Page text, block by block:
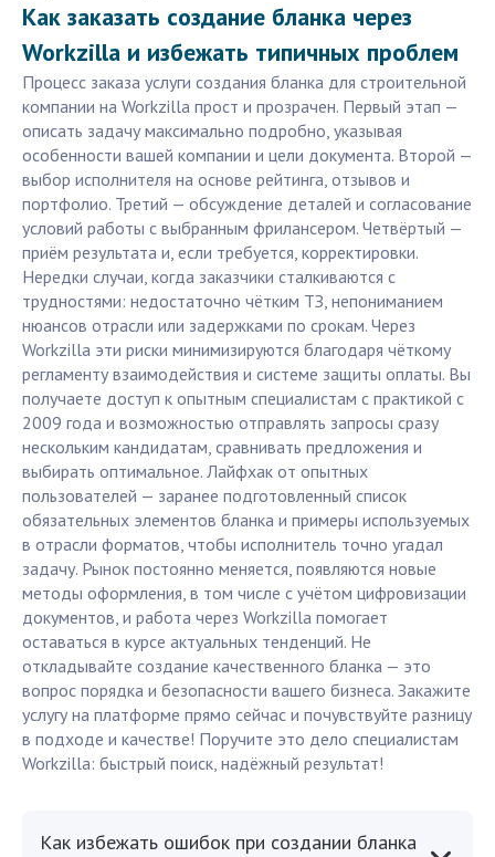
Как заказать создание бланка через
Workzilla и избежать типичных проблем
Процесс заказа услуги создания бланка для строительной
компании на Workzilla прост и прозрачен. Первый этап —
описать задачу максимально подробно, указывая
особенности вашей компании и цели документа. Второй —
выбор исполнителя на основе рейтинга, отзывов и
портфолио. Третий — обсуждение деталей и согласование
условий работы с выбранным фрилансером. Четвёртый —
приём результата и, если требуется, корректировки.
Нередки случаи, когда заказчики сталкиваются с
трудностями: недостаточно чётким ТЗ, непониманием
нюансов отрасли или задержками по срокам. Через
Workzilla эти риски минимизируются благодаря чёткому
регламенту взаимодействия и системе защиты оплаты. Вы
получаете доступ к опытным специалистам с практикой с
2009 года и возможностью отправлять запросы сразу
нескольким кандидатам, сравнивать предложения и
выбирать оптимальное. Лайфхак от опытных
пользователей — заранее подготовленный список
обязательных элементов бланка и примеры используемых
в отрасли форматов, чтобы исполнитель точно угадал
задачу. Рынок постоянно меняется, появляются новые
методы оформления, в том числе с учётом цифровизации
документов, и работа через Workzilla помогает
оставаться в курсе актуальных тенденций. Не
откладывайте создание качественного бланка — это
вопрос порядка и безопасности вашего бизнеса. Закажите
услугу на платформе прямо сейчас и почувствуйте разницу
в подходе и качестве! Поручите это дело специалистам
Workzilla: быстрый поиск, надёжный результат!
Как избежать ошибок при создании бланка